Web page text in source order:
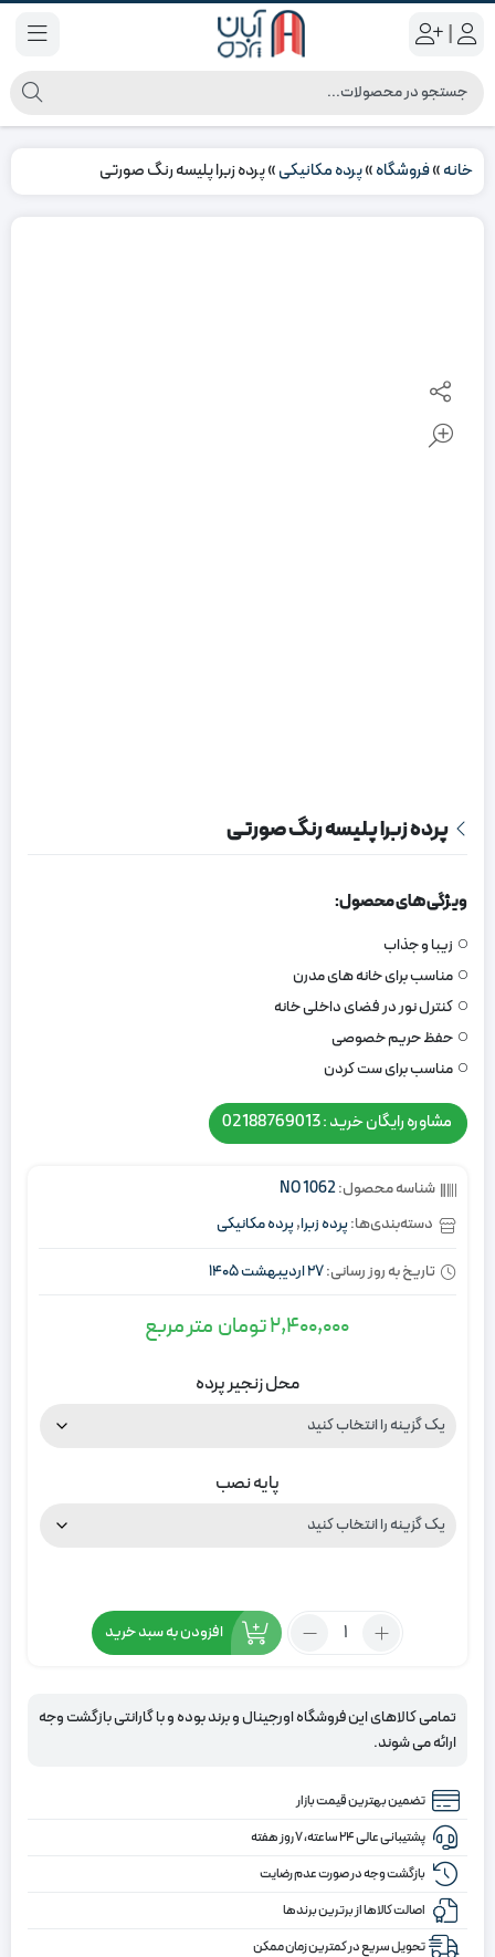
|
خانه»فروشگاه»پرده مکانیکی»پرده زبرا پلیسه رنگ صورتی
پرده زبرا پلیسه رنگ صورتی
ویژگی های محصول:
زیبا و جذاب
مناسب برای خانه های مدرن
کنترل نور در فضای داخلی خانه
حفظ حریم خصوصی
مناسب برای ست کردن
مشاوره رایگان خرید : 02188769013
شناسه محصول:NO 1062
دسته‌بندی‌ها:پرده زبرا,پرده مکانیکی
تاریخ به روز رسانی:27 اردیبهشت 1405
2,400,000تومان متر مربع
محل زنجیر پرده
پایه نصب
تعداد:
پلیسه
رنگ
افزودن به سبد خرید
تمامی کالاهای این فروشگاه اورجینال و برند بوده و با گارانتی بازگشت وجه
ارائه می شوند.
تضمین بهترین قیمت بازار
پشتیبانی عالی ۲۴ ساعته، ۷ روز هفته
بازگشت وجه در صورت عدم رضایت
اصالت کالاها از برترین برندها
تحویل سریع در کمترین زمان ممکن